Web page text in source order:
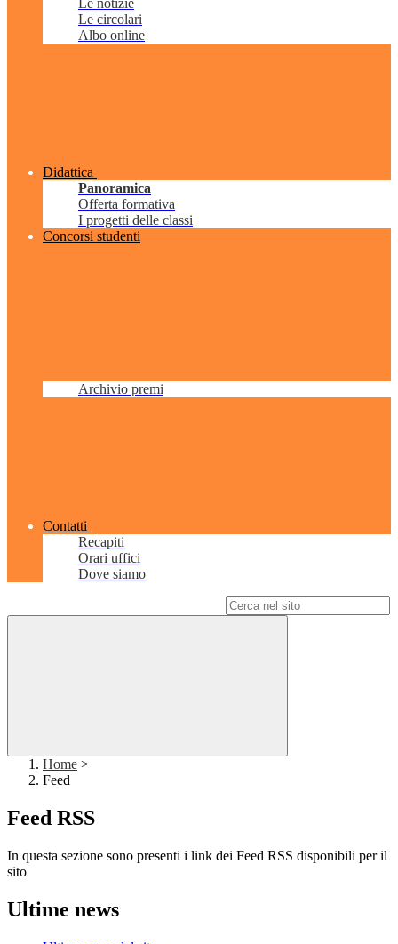
Le notizie
Le circolari
Albo online
Didattica
Panoramica
Offerta formativa
I progetti delle classi
Concorsi studenti
Archivio premi
Contatti
Recapiti
Orari uffici
Dove siamo
Home >
Feed
Feed RSS
In questa sezione sono presenti i link dei Feed RSS disponibili per il
sito
Ultime news